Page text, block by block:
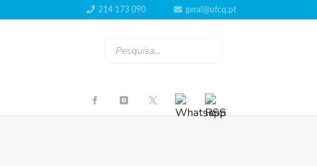
214 173 090 geral@ufcq.pt